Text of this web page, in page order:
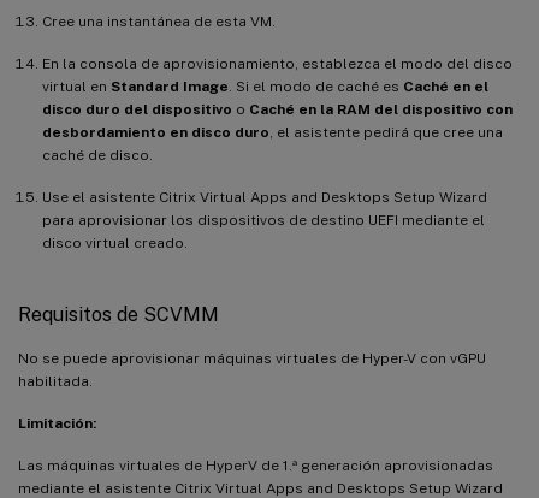
Cree una instantánea de esta VM.
En la consola de aprovisionamiento, establezca el modo del disco
virtual en Standard Image . Si el modo de caché es Caché en el
disco duro del dispositivo o Caché en la RAM del dispositivo con
desbordamiento en disco duro , el asistente pedirá que cree una
caché de disco.
Use el asistente Citrix Virtual Apps and Desktops Setup Wizard
para aprovisionar los dispositivos de destino UEFI mediante el
disco virtual creado.
Requisitos de SCVMM
No se puede aprovisionar máquinas virtuales de Hyper-V con vGPU
habilitada.
Limitación:
Las máquinas virtuales de HyperV de 1.ª generación aprovisionadas
mediante el asistente Citrix Virtual Apps and Desktops Setup Wizard